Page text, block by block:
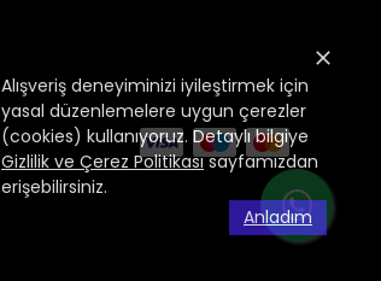
Alışveriş deneyiminizi iyileştirmek için
yasal düzenlemelere uygun çerezler
(cookies) kullanıyoruz. Detaylı bilgiye
Gizlilik ve Çerez Politikasısayfamızdan
erişebilirsiniz.
Anladım